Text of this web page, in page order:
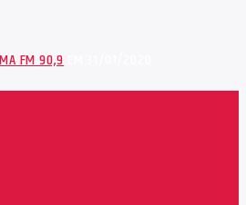
FM 90,9EM 31/01/2020